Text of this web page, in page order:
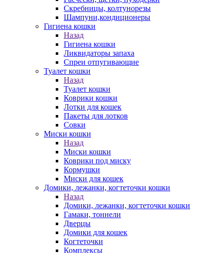
Скребницы, колтунорезы
Шампуни,кондиционеры
Гигиена кошки
Назад
Гигиена кошки
Ликвидаторы запаха
Спреи отпугивающие
Туалет кошки
Назад
Туалет кошки
Коврики кошки
Лотки для кошек
Пакеты для лотков
Совки
Миски кошки
Назад
Миски кошки
Коврики под миску
Кормушки
Миски для кошек
Домики, лежанки, когтеточки кошки
Назад
Домики, лежанки, когтеточки кошки
Гамаки, тоннели
Дверцы
Домики для кошек
Когтеточки
Комплексы